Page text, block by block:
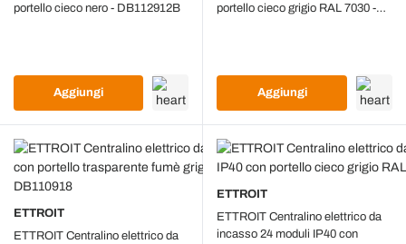
portello cieco nero - DB112912B
Aggiungi
portello cieco grigio RAL 7030 -
Aggiungi
ETTROIT
ETTROIT Centralino elettrico da
ETTROIT
ETTROIT Centralino elettrico da
incasso 24 moduli IP40 con